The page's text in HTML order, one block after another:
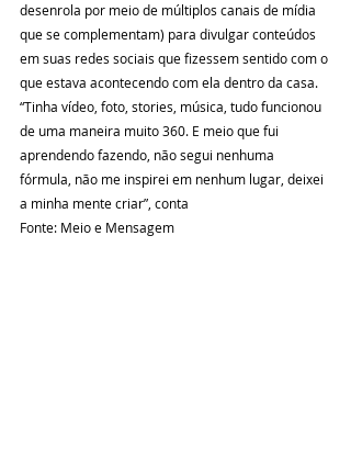
desenrola por meio de múltiplos canais de mídia
que se complementam) para divulgar conteúdos
em suas redes sociais que fizessem sentido com o
que estava acontecendo com ela dentro da casa.
“Tinha vídeo, foto, stories, música, tudo funcionou
de uma maneira muito 360. E meio que fui
aprendendo fazendo, não segui nenhuma
fórmula, não me inspirei em nenhum lugar, deixei
a minha mente criar”, conta
Fonte: Meio e Mensagem